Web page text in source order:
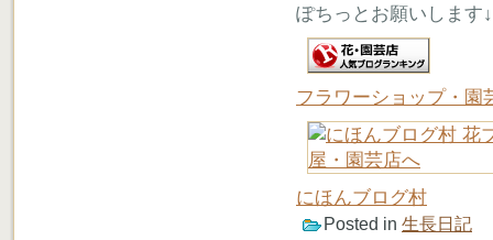
ぽちっとお願いします↓
フラワーショップ・園
にほんブログ村
Posted in 生長日記